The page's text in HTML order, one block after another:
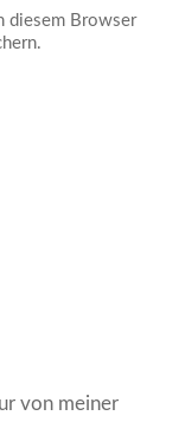
diesem Browser
von meiner